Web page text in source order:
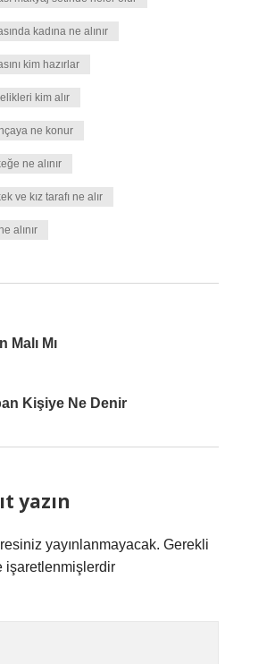
kadına ne alınır
kim hazırlar
kim alır
ne konur
ne alınır
ve kız tarafı ne alır
alınır
Malı Mı
Kişiye Ne Denir
yazın
yayınlanmayacak. Gerekli
işaretlenmişlerdir